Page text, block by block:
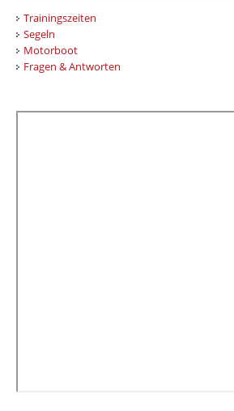
Trainingszeiten
Segeln
Motorboot
Fragen & Antworten